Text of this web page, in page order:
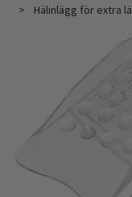
Hälinlägg för extra